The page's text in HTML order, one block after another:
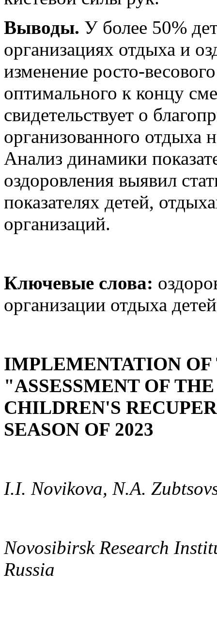
Выводы. У более 50%
организациях отдыха и
изменение росто-
оптимального к концу
свидетельствует о
организованного отдыха
Анализ динамики
оздоровления выявил
показателях детей,
организаций.
Ключевые слова:
организации отдыха
IMPLEMENTATION
"ASSESSMENT OF
CHILDREN'S
SEASON OF 2023
I.I. Novikova, N.A.
Novosibirsk Research
Russia